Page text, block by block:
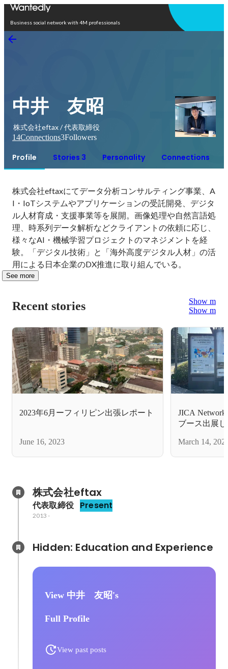
Business social network with 4M professionals
中井 友昭
株式会社eftax / 代表取締役
14Connections3Followers
Profile Stories 3 Personality Connections
株式会社eftaxにてデータ分析コンサルティング事業、A
I・IoTシステムやアプリケーションの受託開発、デジタ
ル人材育成・支援事業等を展開。画像処理や自然言語処
理、時系列データ解析などクライアントの依頼に応じ、
様々なAI・機械学習プロジェクトのマネジメントを経
験。「デジタル技術」と「海外高度デジタル人材」の活
用による日本企業のDX推進に取り組んでいる。
See more
Recent stories
Show more
Show more
2023年6月ーフィリピン出張レポート
June 16, 2023
JICA
ブース出展
March 14,
株式会社eftax
代表取締役 Present
2013 -
View 中井 友昭's
Full Profile
View past posts